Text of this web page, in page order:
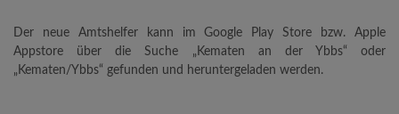
Der neue Amtshelfer kann im Google Play Store bzw. Apple
Appstore über die Suche „Kematen an der Ybbs“ oder
„Kematen/Ybbs“ gefunden und heruntergeladen werden.